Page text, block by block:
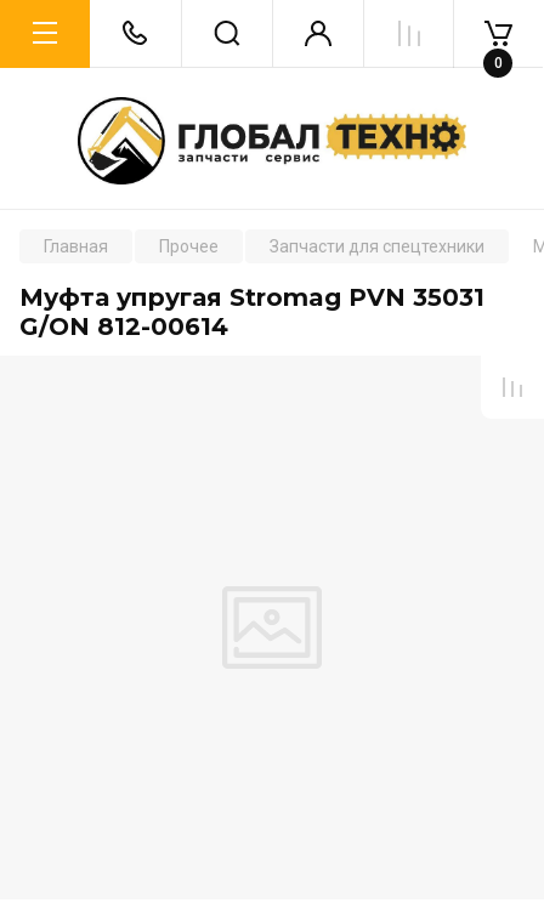
0
Главная Прочее Запчасти для спецтехники
Муфта упругая Stromag PVN 35031
G/ON 812-00614